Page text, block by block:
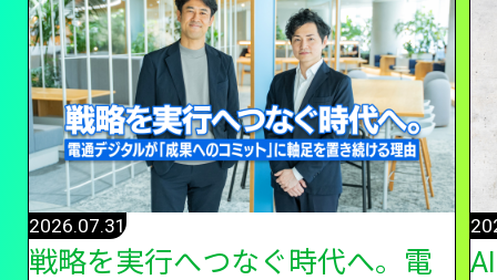
戦略を実行へつなぐ時代へ。電
2026.07.31